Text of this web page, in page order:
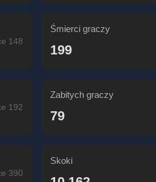
148
Śmierci graczy
199
192
Zabitych graczy
79
390
Skoki